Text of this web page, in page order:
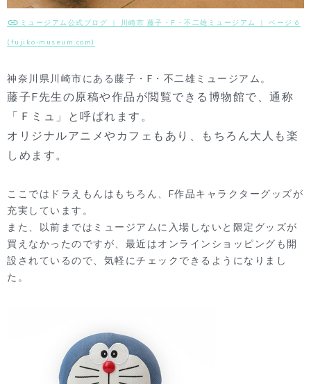
ミュージアム公式ブログ ｜ 川崎市 藤子・F・不二雄ミュージアム ｜ ページ 6
(fujiko-museum.com)
神奈川県川崎市にある藤子・F・不二雄ミュージアム。
藤子F先生の原稿や作品が閲覧できる博物館で、通称
「Ｆミュ」と呼ばれます。
オリジナルアニメやカフェもあり、もちろん大人も楽
しめます。
ここではドラえもんはもちろん、F作品キャラクターグッズが
充実しています。
また、以前まではミュージアムに入場しないと限定グッズが
買えなかったのですが、最近はオンラインショッピングも開
設されているので、気軽にチェックできるようになりまし
た。